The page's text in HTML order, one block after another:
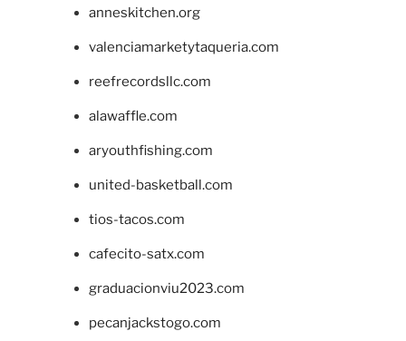
anneskitchen.org
valenciamarketytaqueria.com
reefrecordsllc.com
alawaffle.com
aryouthfishing.com
united-basketball.com
tios-tacos.com
cafecito-satx.com
graduacionviu2023.com
pecanjackstogo.com